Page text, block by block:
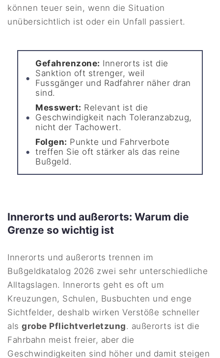
können teuer sein, wenn die Situation
unübersichtlich ist oder ein Unfall passiert.
Gefahrenzone: Innerorts ist die
Sanktion oft strenger, weil
Fussgänger und Radfahrer näher dran
sind.
Messwert: Relevant ist die
Geschwindigkeit nach Toleranzabzug,
nicht der Tachowert.
Folgen: Punkte und Fahrverbote
treffen Sie oft stärker als das reine
Bußgeld.
Innerorts und außerorts: Warum die
Grenze so wichtig ist
Innerorts und außerorts trennen im
Bußgeldkatalog 2026 zwei sehr unterschiedliche
Alltagslagen. Innerorts geht es oft um
Kreuzungen, Schulen, Busbuchten und enge
Sichtfelder, deshalb wirken Verstöße schneller
alsgrobe Pflichtverletzung. außerorts ist die
Fahrbahn meist freier, aber die
Geschwindigkeiten sind höher und damit steigen